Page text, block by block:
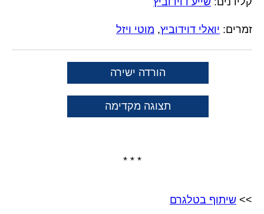
זמרים: יואלי דוידוביץ, מוטי ויזל
הורדה ישירה
תצוגה מקדימה
* * *
>> שיתוף בטלגרם